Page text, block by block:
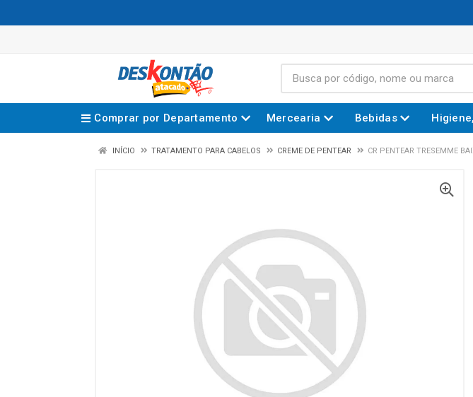
Comprar por Departamento Mercearia Bebidas
INÍCIO TRATAMENTO PARA CABELOS CREME DE PENTEAR CR PENTEAR TRESEMME